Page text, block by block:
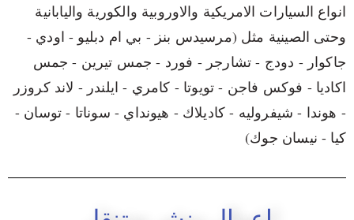
انواع السيارات الامريكية والاوروبية والكورية واليابانية
وحتى الصينية مثل (مرسيدس بنز - بي ام دبليو - اودي -
جاكوار - دودج - تشارجر - فورد - جمس تيرين - جمس
اكاديا - فوكس فاجن - تويوتا - كامري - ايلندر - لاند كروزر
- هوندا - شيفروليه - كاديلاك - هيونداي - سوناتا - توسان -
كيا - نيسان جوك)